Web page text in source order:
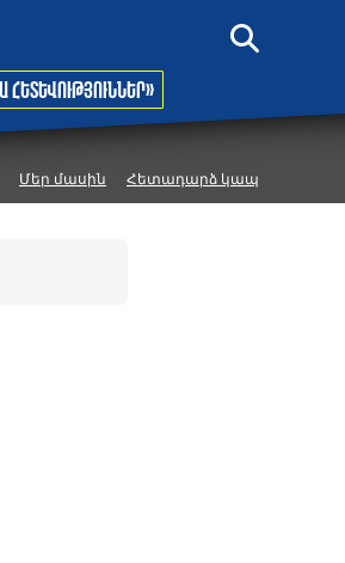
հետևություններ»
Մեր մասին Հետադարձ կապ